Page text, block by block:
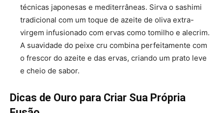
técnicas japonesas e mediterrâneas. Sirva o sashimi
tradicional com um toque de azeite de oliva extra-
virgem infusionado com ervas como tomilho e alecrim.
A suavidade do peixe cru combina perfeitamente com
o frescor do azeite e das ervas, criando um prato leve
e cheio de sabor.
Dicas de Ouro para Criar Sua Própria